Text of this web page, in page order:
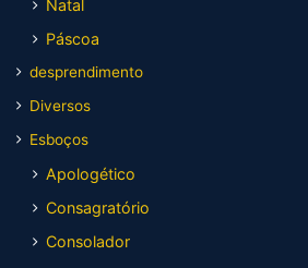
Natal
Páscoa
desprendimento
Diversos
Esboços
Apologético
Consagratório
Consolador